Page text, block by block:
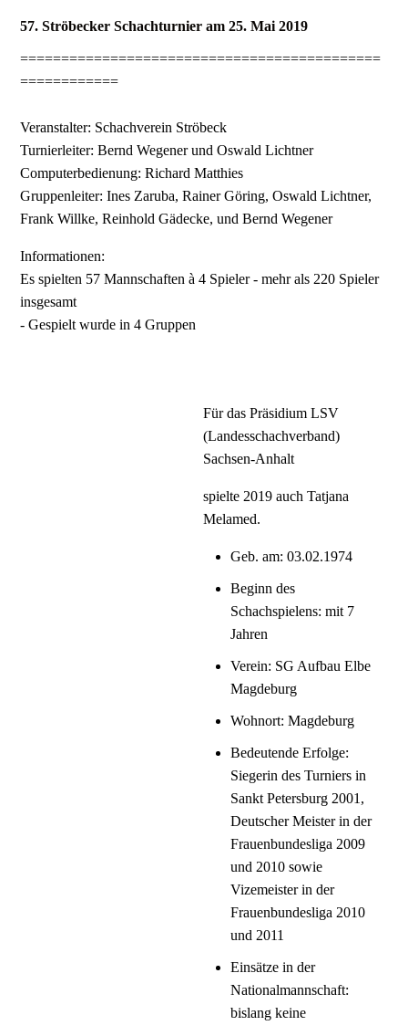
57. Ströbecker Schachturnier am 25. Mai 2019
============================================
============
Veranstalter: Schachverein Ströbeck
Turnierleiter: Bernd Wegener und Oswald Lichtner
Computerbedienung: Richard Matthies
Gruppenleiter: Ines Zaruba, Rainer Göring, Oswald Lichtner,
Frank Willke, Reinhold Gädecke, und Bernd Wegener
Informationen:
Es spielten 57 Mannschaften à 4 Spieler - mehr als 220 Spieler
insgesamt
- Gespielt wurde in 4 Gruppen
Für das Präsidium LSV
(Landesschachverband)
Sachsen-Anhalt
spielte 2019 auch Tatjana
Melamed.
Geb. am: 03.02.1974
Beginn des
Schachspielens: mit 7
Jahren
Verein: SG Aufbau Elbe
Magdeburg
Wohnort: Magdeburg
Bedeutende Erfolge:
Siegerin des Turniers in
Sankt Petersburg 2001,
Deutscher Meister in der
Frauenbundesliga 2009
und 2010 sowie
Vizemeister in der
Frauenbundesliga 2010
und 2011
Einsätze in der
Nationalmannschaft:
bislang keine